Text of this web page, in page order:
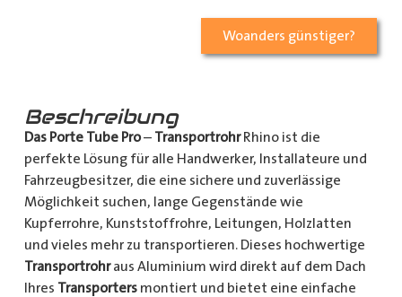
Woanders günstiger?
Beschreibung
Das Porte Tube Pro– TransportrohrRhino ist die
perfekte Lösung für alle Handwerker, Installateure und
Fahrzeugbesitzer, die eine sichere und zuverlässige
Möglichkeit suchen, lange Gegenstände wie
Kupferrohre, Kunststoffrohre, Leitungen, Holzlatten
und vieles mehr zu transportieren. Dieses hochwertige
Transportrohraus Aluminium wird direkt auf dem Dach
Ihres Transportersmontiert und bietet eine einfache